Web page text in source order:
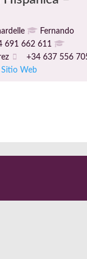
Fernando
691 662 611
+34 637 556
Sitio Web